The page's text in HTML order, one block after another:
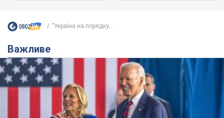
"Україна на порядку...
Важливе